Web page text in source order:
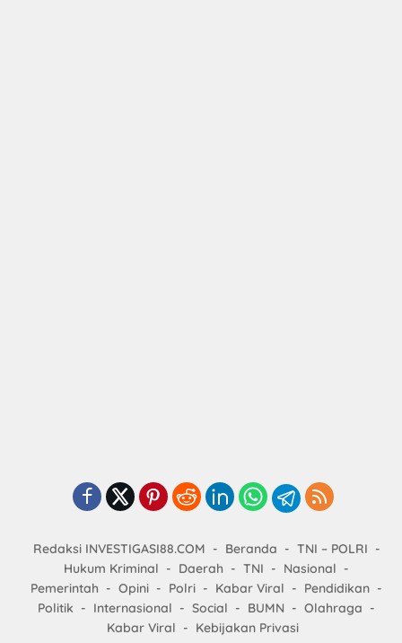
Redaksi INVESTIGASI88.COM Beranda
TNI – POLRI
Hukum Kriminal
Daerah TNI
Nasional
Pemerintah
Opini Polri Kabar Viral
Pendidikan
Politik
Internasional Social BUMN
Olahraga
Kabar Viral
Kebijakan Privasi